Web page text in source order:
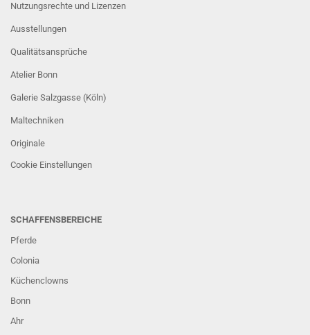
Nutzungsrechte und Lizenzen
Ausstellungen
Qualitätsansprüche
Atelier Bonn
Galerie Salzgasse (Köln)
Maltechniken
Originale
Cookie Einstellungen
SCHAFFENSBEREICHE
Pferde
Colonia
Küchenclowns
Bonn
Ahr